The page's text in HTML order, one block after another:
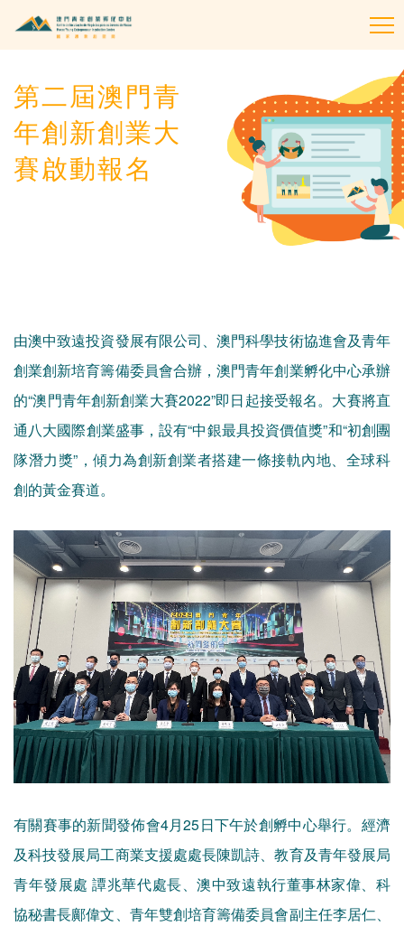
第二屆澳門青
年創新創業大
賽啟動報名
由澳中致遠投資發展有限公司、澳門科學技術協進會及青年
創業創新培育籌備委員會合辦，澳門青年創業孵化中心承辦
的“澳門青年創新創業大賽2022”即日起接受報名。大賽將直
通八大國際創業盛事，設有“中銀最具投資價值獎”和“初創團
隊潛力獎”，傾力為創新創業者搭建一條接軌內地、全球科
創的黃金賽道。
有關賽事的新聞發佈會4月25日下午於創孵中心舉行。經濟
及科技發展局工商業支援處處長陳凱詩、教育及青年發展局
青年發展處 譚兆華代處長、澳中致遠執行董事林家偉、科
協秘書長鄺偉文、青年雙創培育籌備委員會副主任李居仁、